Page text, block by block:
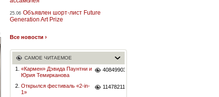
25.06 Объявлен шорт-лист Future
Generation Art Prize
Все новости ›
САМОЕ ЧИТАЕМОЕ
1.
«Кармен» Дэвида Паунтни и
Юрия Темирканова
40849903
2. Открылся фестиваль «2-in-
1»
11478211